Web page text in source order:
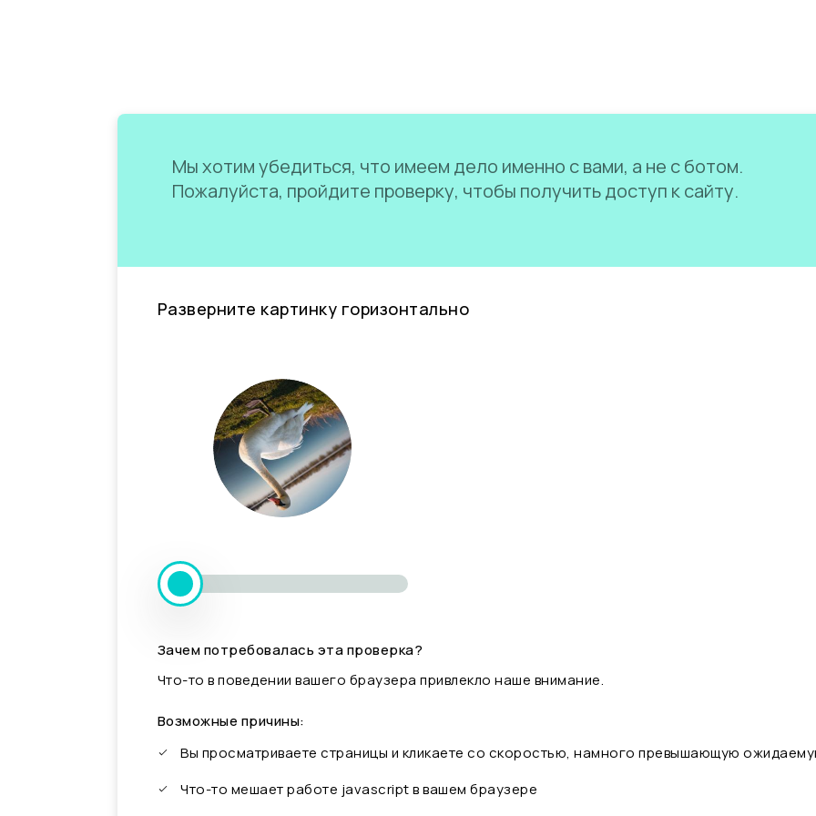
Мы хотим убедиться, что имеем дело именно с вами, а не с ботом.
Пожалуйста, пройдите проверку, чтобы получить доступ к сайту.
Разверните картинку горизонтально
Зачем потребовалась эта проверка?
Что-то в поведении вашего браузера привлекло наше внимание.
Возможные причины:
Вы просматриваете страницы и кликаете со скоростью, намного превышающую
Что-то мешает работе javascript в вашем браузере